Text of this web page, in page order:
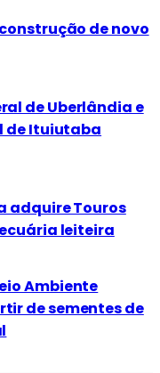
construção de novo
de Uberlândia e
de Ituiutaba
adquire Touros
leiteira
Ambiente
de sementes de